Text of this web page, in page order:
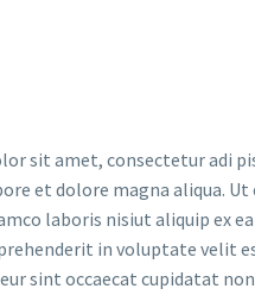
sit amet, consectetur adi
et dolore magna aliqua. Ut
laboris nisiut aliquip ex
in voluptate velit
sint occaecat cupidatat